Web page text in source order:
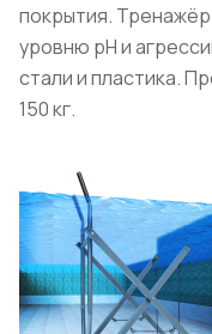
покрытия. Тренажёр
уровню pH и
стали и пластика.
150 кг.